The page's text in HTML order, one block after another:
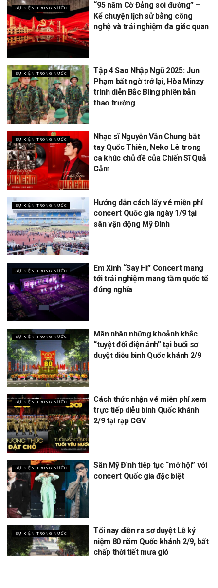
SỰ KIỆN TRONG NƯỚC
“95 năm Cờ Đảng soi đường” –
Kể chuyện lịch sử bằng công
nghệ và trải nghiệm đa giác quan
SỰ KIỆN TRONG NƯỚC
Tập 4 Sao Nhập Ngũ 2025: Jun
Phạm bất ngờ trở lại, Hòa Minzy
trình diễn Bắc Bling phiên bản
thao trường
SỰ KIỆN TRONG NƯỚC
Nhạc sĩ Nguyễn Văn Chung bắt
tay Quốc Thiên, Neko Lê trong
ca khúc chủ đề của Chiến Sĩ Quả
Cảm
SỰ KIỆN TRONG NƯỚC
Hướng dẫn cách lấy vé miễn phí
concert Quốc gia ngày 1/9 tại
sân vận động Mỹ Đình
SỰ KIỆN TRONG NƯỚC
Em Xinh “Say Hi” Concert mang
tới trải nghiệm mang tầm quốc tế
đúng nghĩa
SỰ KIỆN TRONG NƯỚC
Mãn nhãn những khoảnh khắc
“tuyệt đối điện ảnh” tại buổi sơ
duyệt diễu binh Quốc khánh 2/9
SỰ KIỆN TRONG NƯỚC
Cách thức nhận vé miễn phí xem
trực tiếp diễu binh Quốc khánh
2/9 tại rạp CGV
SỰ KIỆN TRONG NƯỚC
Sân Mỹ Đình tiếp tục “mở hội” với
concert Quốc gia đặc biệt
SỰ KIỆN TRONG NƯỚC
Tối nay diễn ra sơ duyệt Lễ kỷ
niệm 80 năm Quốc khánh 2/9, bất
chấp thời tiết mưa gió